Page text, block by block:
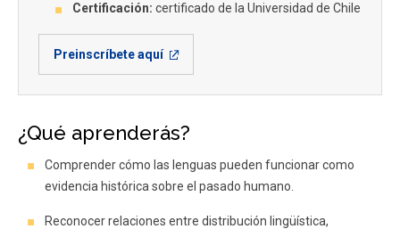
Certificación: certificado de la Universidad de Chile
Preinscríbete aquí
¿Qué aprenderás?
Comprender cómo las lenguas pueden funcionar como
evidencia histórica sobre el pasado humano.
Reconocer relaciones entre distribución lingüística,